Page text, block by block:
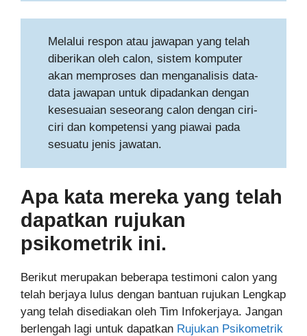
Melalui respon atau jawapan yang telah
diberikan oleh calon, sistem komputer
akan memproses dan menganalisis data-
data jawapan untuk dipadankan dengan
kesesuaian seseorang calon dengan ciri-
ciri dan kompetensi yang piawai pada
sesuatu jenis jawatan.
Apa kata mereka yang telah
dapatkan rujukan
psikometrik ini.
Berikut merupakan beberapa testimoni calon yang
telah berjaya lulus dengan bantuan rujukan Lengkap
yang telah disediakan oleh Tim Infokerjaya. Jangan
berlengah lagi untuk dapatkan Rujukan Psikometrik